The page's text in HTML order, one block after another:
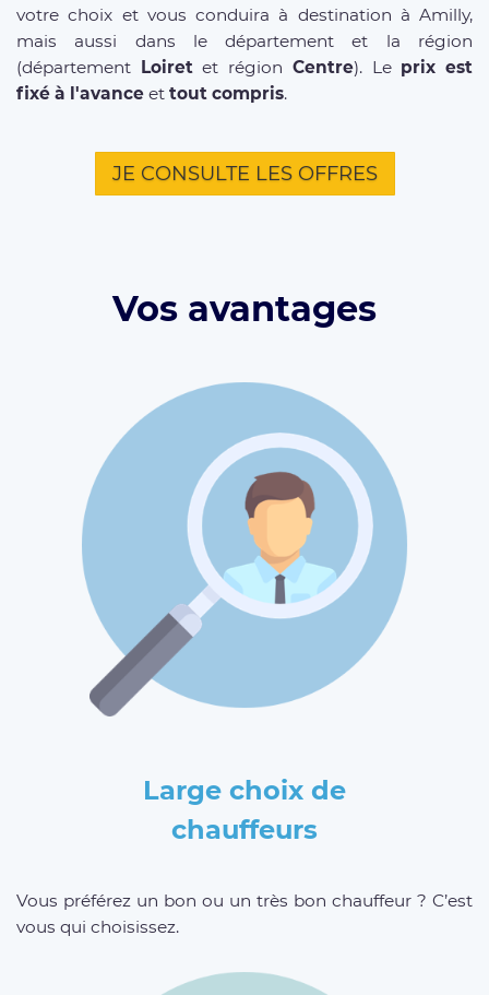
votre choix et vous conduira à destination à Amilly,
mais aussi dans le département et la région
(département Loiretet région Centre). Le prix est
fixé à l'avance et tout compris.
JE CONSULTE LES OFFRES
Vos avantages
Large choix de
chauffeurs
Vous préférez un bon ou un très bon chauffeur ? C’est
vous qui choisissez.